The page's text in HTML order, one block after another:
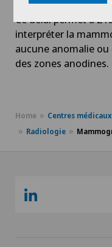
Ce délai permet à 2
interpréter la
aucune anomalie
des zones anodines.
Home Centres médicaux
Radiologie